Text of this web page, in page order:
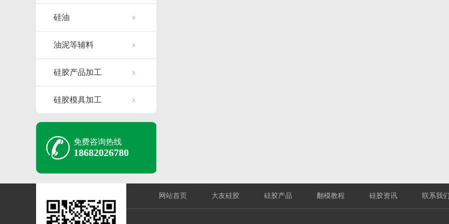
硅油
油泥等辅料
硅胶产品加工
硅胶模具加工
免费咨询热线
18682026780
网站首页 大友硅胶 硅胶产品 翻模教程 硅胶资讯 联系我